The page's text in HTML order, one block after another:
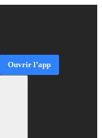
Ouvrir l’app